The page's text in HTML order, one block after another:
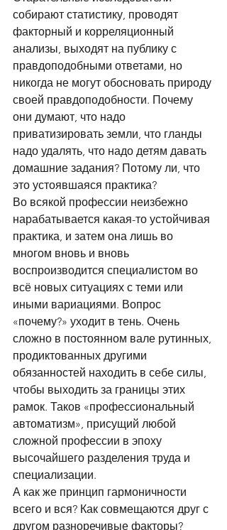
собирают статистику, проводят
факторный и корреляционный
анализы, выходят на публику с
правдоподобными ответами, но
никогда не могут обосновать природу
своей правдоподобности. Почему
они думают, что надо
приватизировать земли, что гланды
надо удалять, что надо детям давать
домашние задания? Потому ли, что
это устоявшаяся практика?
Во всякой профессии неизбежно
нарабатывается какая-то устойчивая
практика, и затем она лишь во
многом вновь и вновь
воспроизводится специалистом во
всё новых ситуациях с теми или
иными вариациями. Вопрос
«почему?» уходит в тень. Очень
сложно в постоянном вале рутинных,
продиктованных другими
обязанностей находить в себе силы,
чтобы выходить за границы этих
рамок. Таков «профессиональный
автоматизм», присущий любой
сложной профессии в эпоху
высочайшего разделения труда и
специализации.
А как же принцип гармоничности
всего и вся? Как совмещаются друг с
другом разноречивые факторы?